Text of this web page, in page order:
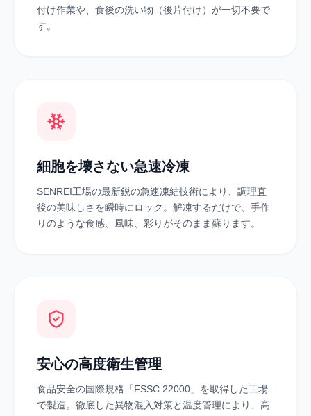
付け作業や、食後の洗い物（後片付け）が一切不要で
す。
細胞を壊さない急速冷凍
SENREI工場の最新鋭の急速凍結技術により、調理直
後の美味しさを瞬時にロック。解凍するだけで、手作
りのような食感、風味、彩りがそのまま蘇ります。
安心の高度衛生管理
食品安全の国際規格「FSSC 22000」を取得した工場
で製造。徹底した異物混入対策と温度管理により、高